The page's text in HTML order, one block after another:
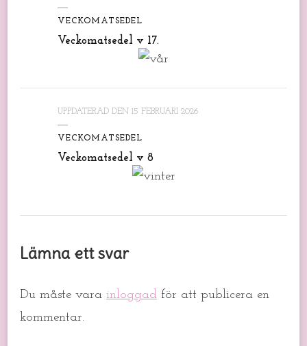
VECKOMATSEDEL
Veckomatsedel v 17.
UPPDATERAD DEN 15 FEBRUARI 2026
VECKOMATSEDEL
Veckomatsedel v 8
Lämna ett svar
Du måste vara inloggad för att publicera en
kommentar.